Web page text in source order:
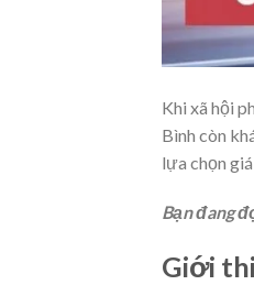
Khi xã hội
Bình còn
lựa chọn
Bạn đang
Giới